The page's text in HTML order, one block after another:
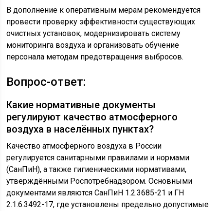
В дополнение к оперативным мерам рекомендуется
провести проверку эффективности существующих
очистных установок, модернизировать систему
мониторинга воздуха и организовать обучение
персонала методам предотвращения выбросов.
Вопрос-ответ:
Какие нормативные документы
регулируют качество атмосферного
воздуха в населённых пунктах?
Качество атмосферного воздуха в России
регулируется санитарными правилами и нормами
(СанПиН), а также гигиеническими нормативами,
утверждёнными Роспотребнадзором. Основными
документами являются СанПиН 1.2.3685-21 и ГН
2.1.6.3492-17, где установлены предельно допустимые